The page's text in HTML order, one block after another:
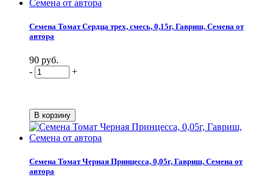
Семена Томат Сердца трех, смесь, 0,15г, Гавриш, Семена от
автора
90 руб.
-
+
Семена Томат Черная Принцесса, 0,05г, Гавриш, Семена от
автора